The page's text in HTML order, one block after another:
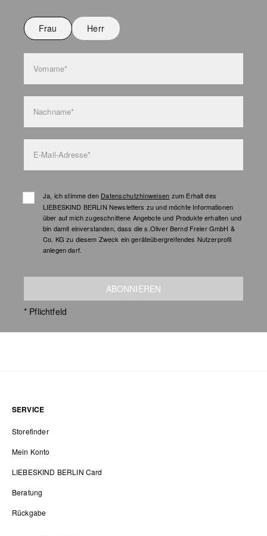
Nicht waschen
Frau Herr
Vorname*
Nachname*
E-Mail-Adresse*
Ja, ich stimme den Datenschutzhinweisen zum Erhalt des
LIEBESKIND BERLIN Newsletters zu und möchte Informationen
über auf mich zugeschnittene Angebote und Produkte erhalten und
bin damit einverstanden, dass die s.Oliver Bernd Freier GmbH &
Co. KG zu diesem Zweck ein geräteübergreifendes Nutzerprofil
anlegen darf.
ABONNIEREN
* Pflichtfeld
SERVICE
Storefinder
Mein Konto
LIEBESKIND BERLIN Card
Beratung
Rückgabe